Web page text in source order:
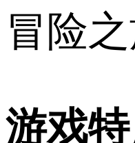
冒险
游戏